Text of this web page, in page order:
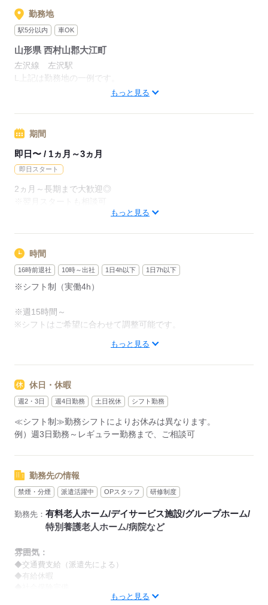
※22時～翌5時の就労は深夜時給適用
※お給料は最短で週払いOK！（規定有）
※残業代は別途全額支給
【月給例】
月給228800円（月22日勤務・実働1日8h）
※未経験の方（無資格）：時給1300円で算出した場合となりま
※交通費全額支給（派遣先による）
※車通勤OK/規定あり
応募する
勤務地
駅5分以内 車OK
山形県 西村山郡大江町
左沢線 左沢駅
L上記は勤務地の一例です。
【他勤務先例】入居施設、デイサービス、ショートステイ、ク
もっと見る
期間
即日〜 / 1ヵ月～3ヵ月
即日スタート
2ヵ月～長期まで大歓迎◎
※試用期間（初回2ヵ月契約）もっと見る
時間
16時前退社 10時～出社 1日4h以下 1日7h以下
※シフト制（実働4h）
※週15時間～
※シフトはご希望に合わせて調整可能です。
09：00～18：00
【遅番】
【夜勤】
17：00～10：00
2～3ヵ月程度のならし日勤が必要です
その他、
●週3日・1日4h～
●日勤のみ
など、いろんなシフトのお仕事をご紹介できます！
登録の際に、あなたのご希望をお聞かせください。
勤務したシフトを申請後、最短で2日後に給与GETも可能！
もっと見る
休日・休暇
週2・3日 週4日勤務 土日祝休 シフト勤務
≪シフト制≫勤務シフトによりお休みは異なります。
例）週3日勤務～レギュラー勤務まで、ご相談可
勤務先の情報
禁煙・分煙 派遣活躍中 OPスタッフ 研修制度
勤務先： 有料老人ホーム/デイサービス施設/グループホーム/
特別養護老人ホーム/病院など
雰囲気：
◆交通費支給（派遣先による）
◆有給休暇
※喫煙環境に関しては就業場所ごとに異なります。
もっと見る